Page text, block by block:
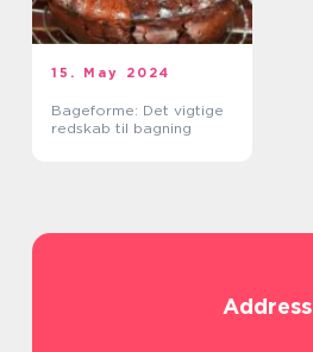
15. May 2024
Bageforme: Det vigtige
redskab til bagning
Address